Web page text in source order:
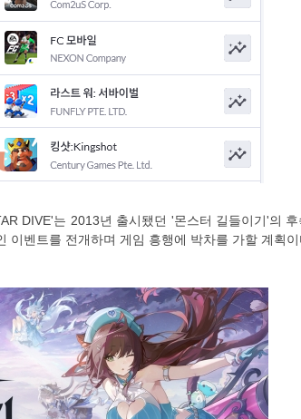
DIVE'는 2013년 출시됐던 '몬스터 길들이기'의
벤트를 전개하며 게임 흥행에 박차를 가할 계획